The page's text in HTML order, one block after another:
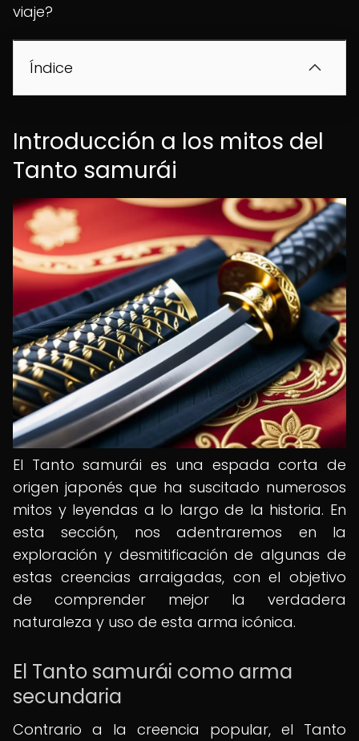
viaje?
Índice
Introducción a los mitos del
Tanto samurái
El Tanto samurái es una espada corta de
origen japonés que ha suscitado numerosos
mitos y leyendas a lo largo de la historia. En
esta sección, nos adentraremos en la
exploración y desmitificación de algunas de
estas creencias arraigadas, con el objetivo
de comprender mejor la verdadera
naturaleza y uso de esta arma icónica.
El Tanto samurái como arma
secundaria
Contrario a la creencia popular, el Tanto